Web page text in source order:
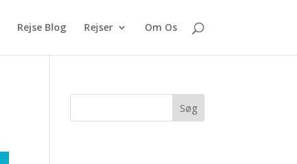
Rejse Blog Rejser Om Os